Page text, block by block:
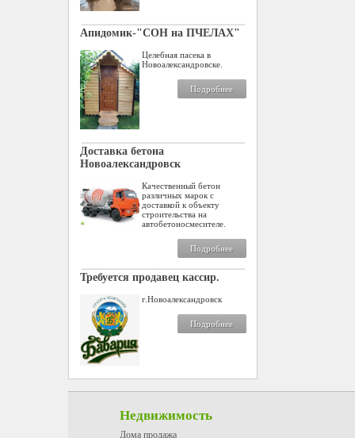
Апидомик-"СОН на ПЧЕЛАХ"
Целебная пасека в
Новоалександровске.
Подробнее
Доставка бетона
Новоалександровск
Качественный бетон
различных марок с
доставкой к объекту
строительства на
автобетоносмесителе.
Подробнее
Требуется продавец кассир.
г.Новоалександровск
Подробнее
Недвижимость
Дома продажа